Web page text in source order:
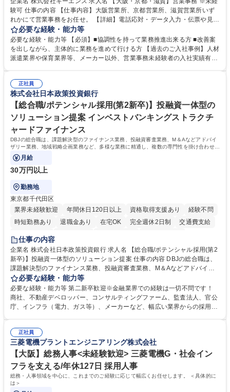
験可 仕事の内容 【仕事内容】大阪営業所、京都営業所、滋賀営業所いず
れかにて営業事務をお任せ。 【詳細】電話応対・データ入力・伝票や見積
の作成・カタログ送付・来客対応・営業所内で発生する事務業務や業務改
善をお任せ。 【教育制度】ご入社後、育成担当とペアになりながらOJTに
て業務を覚えていただくことが可能です。業務システムがきちんと構築さ
れているため、スムーズに仕事に慣れることができる環境です。また、
募集職種 【大阪・京都・滋賀】営業事務 ※未経験可
必要な経験・能力等
必要な経験・能力等 【必須】■協調性を持って業務推進出来る方 ■改善案
を出しながら、主体的に業務を進めて行ける方 【過去のご入社事例】人材
派遣業界や保育業界等、メーカー以外、営業事務未経験者の入社実績有
えて、お客様や社員の状況に合わせ、能動的なサポート、改善の動きも期
待され。組織を支えるスペシャリストとして、チームに貢献し、結果的に
社員から頼られる存在になることができます。平均19:30の退勤以降の業
務の持ち帰りも禁止されており、メリハリのある働き方となります。 学
歴・資格 学歴：大学院 大学 高専 短大 語学力： 資格：
正社員
株式会社日本政策投資銀行
【総合職/ポテンシャル採用(第2新卒)】投融資一体型の
ソリューション提案 インベストバンキングストラクチ
ャードファイナンス
DBJの総合職は、課題解決型のファイナンス業務、投融資審査業務、M＆Aなどアドバイ
ザリー業務、地域戦略企画業務など、多様な業務に精通し、複数の専門性を掛け合わせて
広く社会に貢献していく職種です。
月給
30万円以上
勤務地
東京都千代田区
業界未経験歓迎
年間休日120日以上 資格取得支援あり
経験不問
時短勤務あり
退職金あり 在宅OK 完全週休2日制
交通費支給
駅近5分以内
食事補助あり
託児所あり
仕事の内容
企業名 株式会社日本政策投資銀行 求人名 【総合職/ポテンシャル採用(第2
新卒)】投融資一体型のソリューション提案 仕事の内容 DBJの総合職は、
課題解決型のファイナンス業務、投融資審査業務、M＆Aなどアドバイザ
リー業務、地域戦略企画業務など、多様な業務に精通し、複数の専門性を
掛け合わせて広く社会に貢献していく職種です。 入社後は、横断的なロー
テーションを経て適性や専門性に応じたキャリアを形成していただきま
す。総合職として入社いただき、下記いずれかの部門でご活躍いただきま
ート・ナレッジ業務 ※それぞれの業務内容に関しては、別途その他労働条
件備考欄に記載 募集職種 【総合職/ポテンシャル採用(第2新卒)】投融資一
体型のソリューション提案
必要な経験・能力等
必要な経験・能力等 第二新卒歓迎※金融業界での経験は一切不問です！
商社、不動産デベロッパー、コンサルティングファーム、監査法人、官公
庁、インフラ（電力、ガス等）、メーカーなど、幅広い業界からの採用実
く高い志を併せもった人材を求めています。ポテンシャル採用（第2新
卒）では、金融業界での経験や知識を問いません。新たな時代を見据え
て、複雑化する社会課題の解決に向けて先鞭をつける役割を担いたい、と
いう気概をお持ちの方を心待ちにしています。 学歴・資格 学歴：大学院
大学 語学力： 資格：
正社員
三菱電機プラントエンジニアリング株式会社
【大阪】総務人事<未経験歓迎> 三菱電機G・社会イン
フラを支える/年休127日 採用人事
総務・人事領域を中心に、これまでのご経験に応じて幅広くお任せします。 ＜具体的に
は＞